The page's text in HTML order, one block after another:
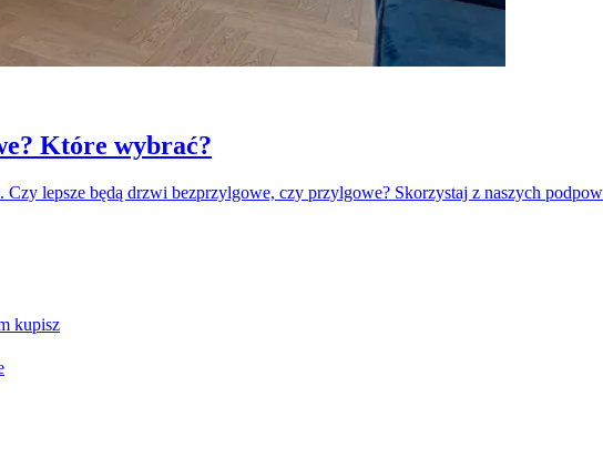
Które wybrać?
lepsze będą drzwi bezprzylgowe, czy przylgowe? Skorzystaj z naszych
kupisz